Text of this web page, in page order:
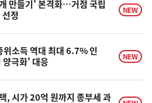
만들기' 본격화…거점 국립
정
NEW
위소득 역대 최대 6.7% 인
극화' 대응
NEW
, 시가 20억 원까지 종부세 과